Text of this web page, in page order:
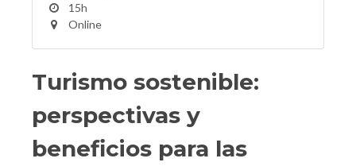
15h
Online
Turismo sostenible:
perspectivas y
beneficios para las